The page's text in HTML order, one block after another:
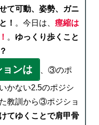
て可動、姿勢、ガニ
！ 。今日は、 痙縮は
。 ゆっくり歩くこと
ンは 、③のポ
かない2.5のポジシ
教訓から③ポジショ
てゆくことで肩甲骨